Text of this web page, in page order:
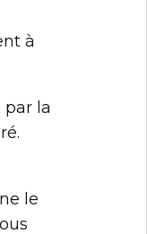
à
la
le